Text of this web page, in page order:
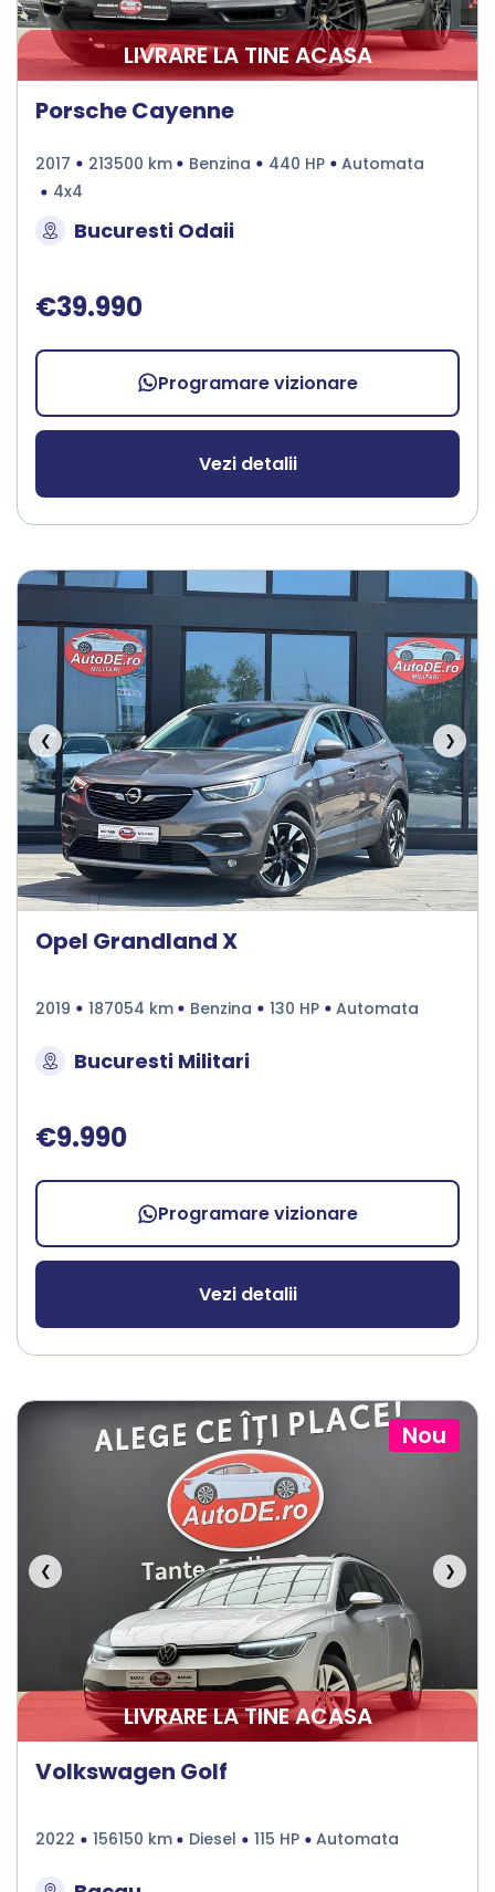
LIVRARE LA TINE ACASA
Porsche Cayenne
2017 213500 km Benzina 440 HP
Automata
4x4
Bucuresti Odaii
€39.990
Programare vizionare
Vezi detalii
❮ ❯
Opel Grandland X
2019 187054 km Benzina 130 HP Automata
Bucuresti Militari
€9.990
Programare vizionare
Vezi detalii
Nou
❮ ❯
LIVRARE LA TINE ACASA
Volkswagen Golf
2022 156150 km Diesel 115 HP Automata